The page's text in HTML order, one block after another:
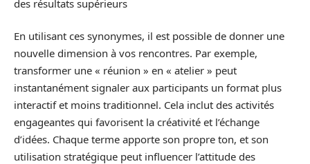
des résultats supérieurs
En utilisant ces synonymes, il est possible de donner une
nouvelle dimension à vos rencontres. Par exemple,
transformer une « réunion » en « atelier » peut
instantanément signaler aux participants un format plus
interactif et moins traditionnel. Cela inclut des activités
engageantes qui favorisent la créativité et l’échange
d’idées. Chaque terme apporte son propre ton, et son
utilisation stratégique peut influencer l’attitude des